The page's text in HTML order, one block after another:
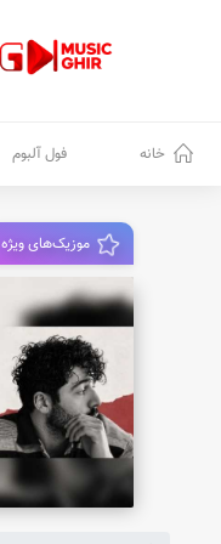
خانه فول آلبوم
موزیک‌های ویژه